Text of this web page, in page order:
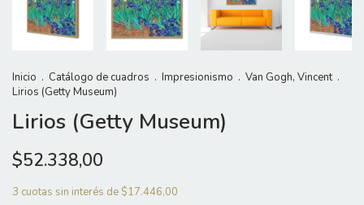
Inicio . Catálogo de cuadros . Impresionismo . Van Gogh, Vincent .
Lirios (Getty Museum)
Lirios (Getty Museum)
$52.338,00
3 cuotas sin interés de $17.446,00